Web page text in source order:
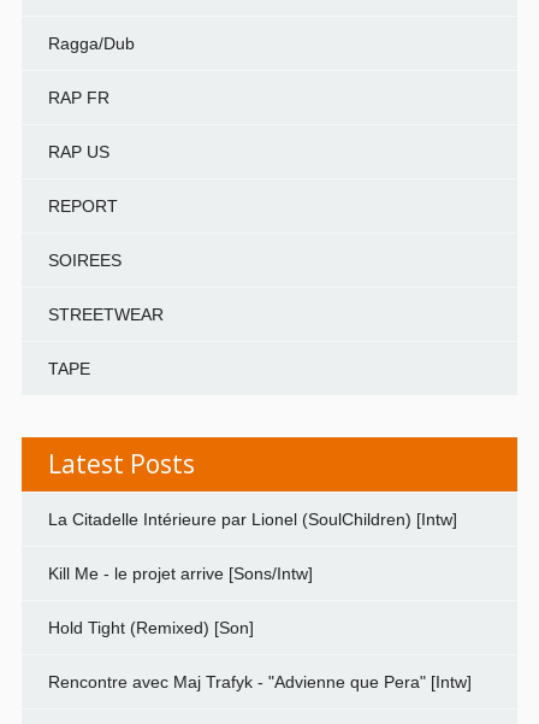
Ragga/Dub
RAP FR
RAP US
REPORT
SOIREES
STREETWEAR
TAPE
Latest Posts
La Citadelle Intérieure par Lionel (SoulChildren) [Intw]
Kill Me - le projet arrive [Sons/Intw]
Hold Tight (Remixed) [Son]
Rencontre avec Maj Trafyk - "Advienne que Pera" [Intw]